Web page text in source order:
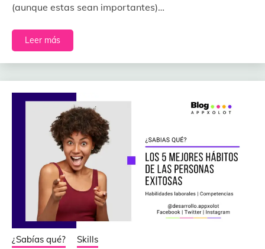
(aunque estas sean importantes)…
Leer más
¿Sabías qué? Skills